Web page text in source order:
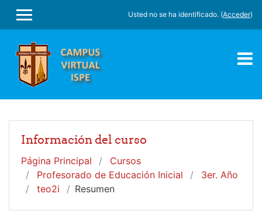
PANEL LATERAL
Usted no se ha identificado. (Acceder)
Información del curso
Página Principal
Cursos
Profesorado de Educación Inicial
3er. Año
teo2i
Resumen